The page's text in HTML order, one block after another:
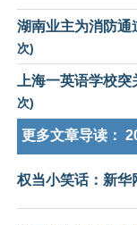
湖南业主为消防通
次)
上海一英语学校
次)
更多文章导读：
权当小笑话：新华